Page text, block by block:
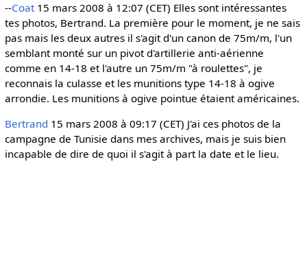
--Coat15 mars 2008 à 12:07 (CET) Elles sont intéressantes
tes photos, Bertrand. La première pour le moment, je ne sais
pas mais les deux autres il s'agit d'un canon de 75m/m, l'un
semblant monté sur un pivot d'artillerie anti-aérienne
comme en 14-18 et l'autre un 75m/m "à roulettes", je
reconnais la culasse et les munitions type 14-18 à ogive
arrondie. Les munitions à ogive pointue étaient américaines.
Bertrand 15 mars 2008 à 09:17 (CET) J'ai ces photos de la
campagne de Tunisie dans mes archives, mais je suis bien
incapable de dire de quoi il s'agit à part la date et le lieu.